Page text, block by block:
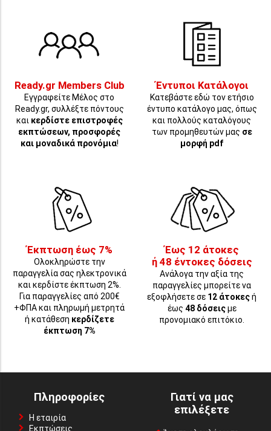
Ready.gr Members Club
Εγγραφείτε Μέλος στο
Ready.gr, συλλέξτε πόντους
και κερδίστε επιστροφές
εκπτώσεων, προσφορές
και μοναδικά προνόμια!
Έντυποι Κατάλογοι
Κατεβάστε εδώ τον ετήσιο
έντυπο κατάλογο μας, όπως
και πολλούς καταλόγους
των προμηθευτών μας σε
μορφή pdf
Έκπτωση έως 7%
Ολοκληρώστε την
παραγγελία σας ηλεκτρονικά
και κερδίστε έκπτωση 2%.
Για παραγγελίες από 200€
+ΦΠΑ και πληρωμή μετρητά
ή κατάθεση κερδίζετε
έκπτωση 7%
Έως 12 άτοκες
ή 48 έντοκες δόσεις
Ανάλογα την αξία της
παραγγελίες μπορείτε να
εξοφλήσετε σε 12 άτοκεςή
έως 48 δόσειςμε
προνομιακό επιτόκιο.
Πληροφορίες
Η εταιρία
Εκπτώσεις
Γιατί να μας
επιλέξετε